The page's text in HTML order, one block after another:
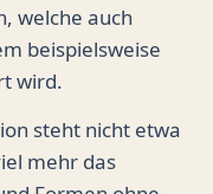
welche auch
beispielsweise
wird.
steht nicht etwa
mehr das